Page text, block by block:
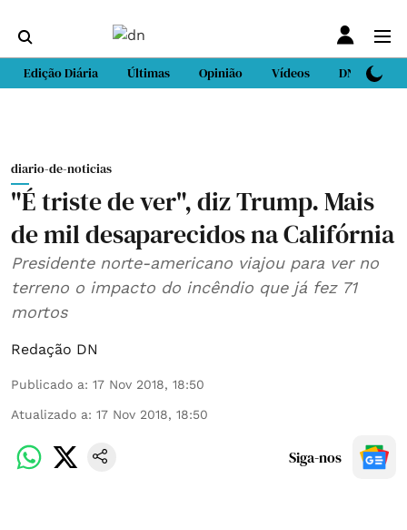
Edição Diária Últimas Opinião Vídeos DN Sport
diario-de-noticias
"É triste de ver", diz Trump. Mais
de mil desaparecidos na Califórnia
Presidente norte-americano viajou para ver no
terreno o impacto do incêndio que já fez 71
mortos
Redação DN
Publicado a: 17 Nov 2018, 18:50
Atualizado a: 17 Nov 2018, 18:50
Siga-nos